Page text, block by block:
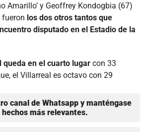
Amarillo’ y Geoffrey Kondogbia (67)
fueron los dos otros tantos que
disputado en el Estadio de la
queda en el cuarto lugar con 33
el Villarreal es octavo con 29
canal de Whatsapp y manténgase
más relevantes.